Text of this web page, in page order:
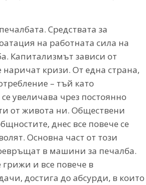
Средствата за
на работната сила на
Капитализмът зависи от
кризи. От една страна,
– тъй като
увеличава чрез постоянно
от живота ни. Обществени
днес все повече се
Основна част от този
в машини за печалба.
грижи и все повече в
достига до абсурди, в които